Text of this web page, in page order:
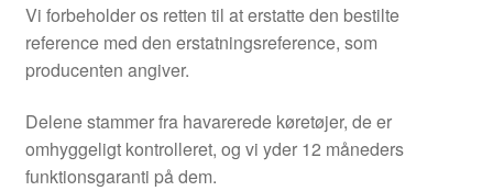
Vi forbeholder os retten til at erstatte den bestilte
reference med den erstatningsreference, som
producenten angiver.
Delene stammer fra havarerede køretøjer, de er
omhyggeligt kontrolleret, og vi yder 12 måneders
funktionsgaranti på dem.